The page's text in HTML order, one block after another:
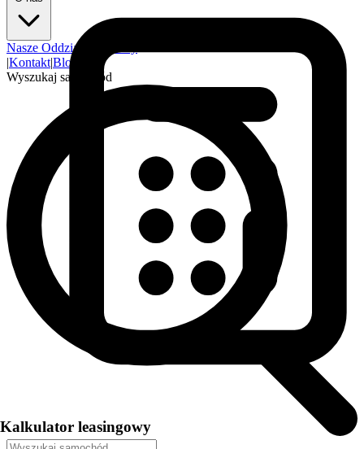
Nasze Oddziały
|Kontakt|Blog
Wyszukaj samochód
Kalkulator leasingowy